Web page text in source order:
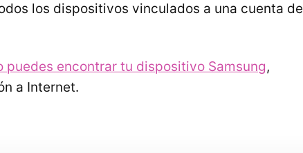
los dispositivos vinculados a una cuenta de
puedes encontrar tu dispositivo Samsung,
a Internet.